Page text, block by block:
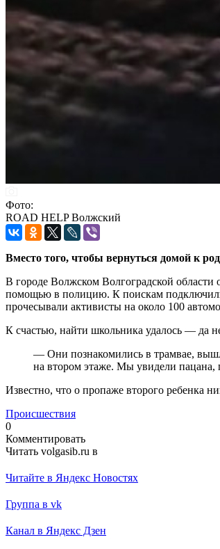
Фото:
ROAD HELP Волжский
Вместо того, чтобы вернуться домой к
В городе Волжском Волгоградской области
помощью в полицию. К поискам
прочесывали активисты на около 100
К счастью, найти школьника удалось — да
— Они познакомились в трамвае,
на втором этаже. Мы увидели пацана,
Известно, что о пропаже второго ребенка
Происшествия
0
Комментировать
Читать volgasib.ru в
Читайте в Яндекс Новостях
Группа в vk
Канал в Яндекс Дзен